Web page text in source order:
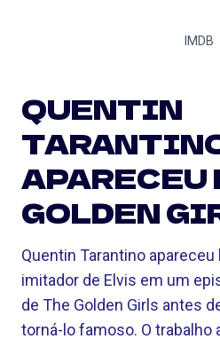
IMDB
QUENTIN
APARECEU
GOLDEN
Quentin Tarantino
imitador de Elvis em um
de The Golden Girls antes
torná-lo famoso. O trabalho